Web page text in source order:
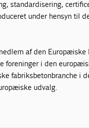
standardisering,
under hensyn til
af den
foreninger i den
fabriksbetonbranche i
udvalg.